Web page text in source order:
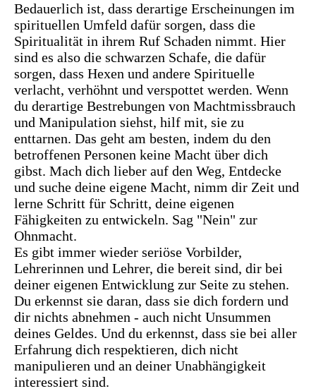
Bedauerlich ist, dass derartige Erscheinungen im
spirituellen Umfeld dafür sorgen, dass die
Spiritualität in ihrem Ruf Schaden nimmt. Hier
sind es also die schwarzen Schafe, die dafür
sorgen, dass Hexen und andere Spirituelle
verlacht, verhöhnt und verspottet werden. Wenn
du derartige Bestrebungen von Machtmissbrauch
und Manipulation siehst, hilf mit, sie zu
enttarnen. Das geht am besten, indem du den
betroffenen Personen keine Macht über dich
gibst. Mach dich lieber auf den Weg, Entdecke
und suche deine eigene Macht, nimm dir Zeit und
lerne Schritt für Schritt, deine eigenen
Fähigkeiten zu entwickeln. Sag "Nein" zur
Ohnmacht.
Es gibt immer wieder seriöse Vorbilder,
Lehrerinnen und Lehrer, die bereit sind, dir bei
deiner eigenen Entwicklung zur Seite zu stehen.
Du erkennst sie daran, dass sie dich fordern und
dir nichts abnehmen - auch nicht Unsummen
deines Geldes. Und du erkennst, dass sie bei aller
Erfahrung dich respektieren, dich nicht
manipulieren und an deiner Unabhängigkeit
interessiert sind.